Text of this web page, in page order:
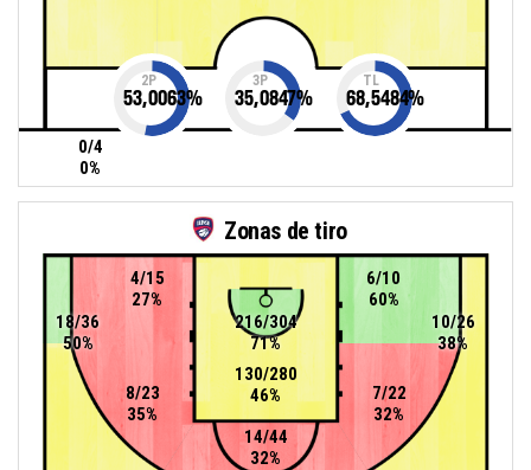
0/4
0%
2P
53,0063%
3P
35,0847%
TL
68,5484%
Zonas de tiro
14/44
32%
8/23
35%
4/15
27%
7/22
32%
6/10
60%
130/280
46%
216/304
71%
18/36
50%
10/26
38%